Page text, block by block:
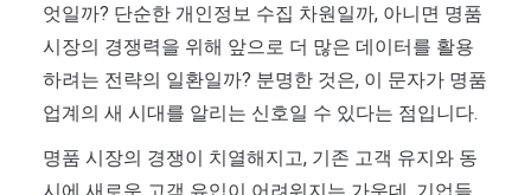
엇일까? 단순한 개인정보 수집 차원일까, 아니면 명품
시장의 경쟁력을 위해 앞으로 더 많은 데이터를 활용
하려는 전략의 일환일까? 분명한 것은, 이 문자가 명품
업계의 새 시대를 알리는 신호일 수 있다는 점입니다.
명품 시장의 경쟁이 치열해지고, 기존 고객 유지와 동
시에 새로운 고객 유입이 어려워지는 가운데, 기업들